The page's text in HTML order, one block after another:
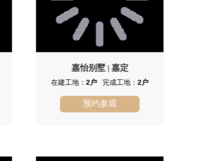
嘉怡别墅
绿化率60%，可容纳总户数260户入住，
嘉怡别墅| 嘉定
在建工地： 2户 完成工地：2户
预约参观